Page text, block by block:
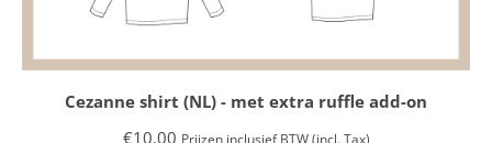
Cezanne shirt (NL) - met extra ruffle add-on
€10.00 Prijzen inclusief BTW (incl. Tax)